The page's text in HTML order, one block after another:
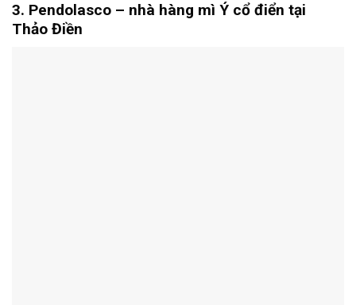
3. Pendolasco – nhà hàng mì Ý cổ điển tại
Thảo Điền